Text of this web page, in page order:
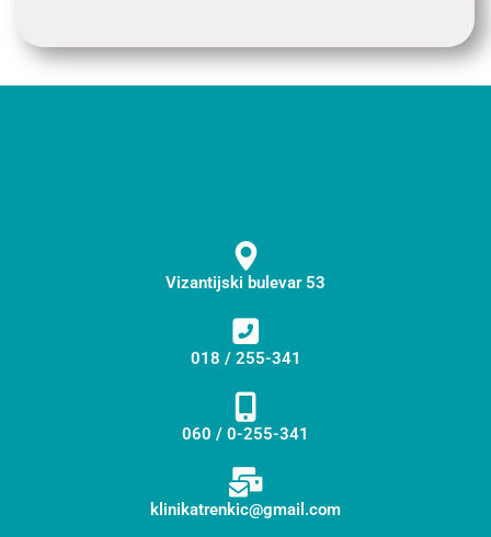
Vizantijski bulevar 53
018 / 255-341
060 / 0-255-341
klinikatrenkic@gmail.com